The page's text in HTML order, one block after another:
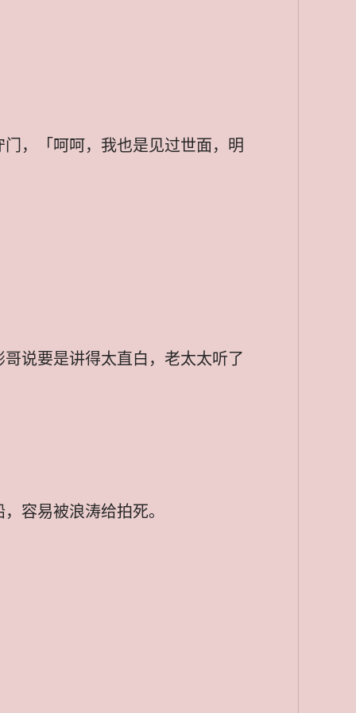
，「呵呵，我也是见过世面，明
说要是讲得太直白，老太太听了
容易被浪涛给拍死。